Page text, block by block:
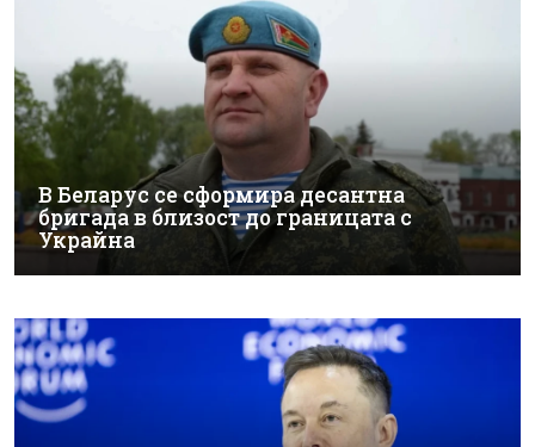
В Беларус се сформира десантна
бригада в близост до границата с
Украйна